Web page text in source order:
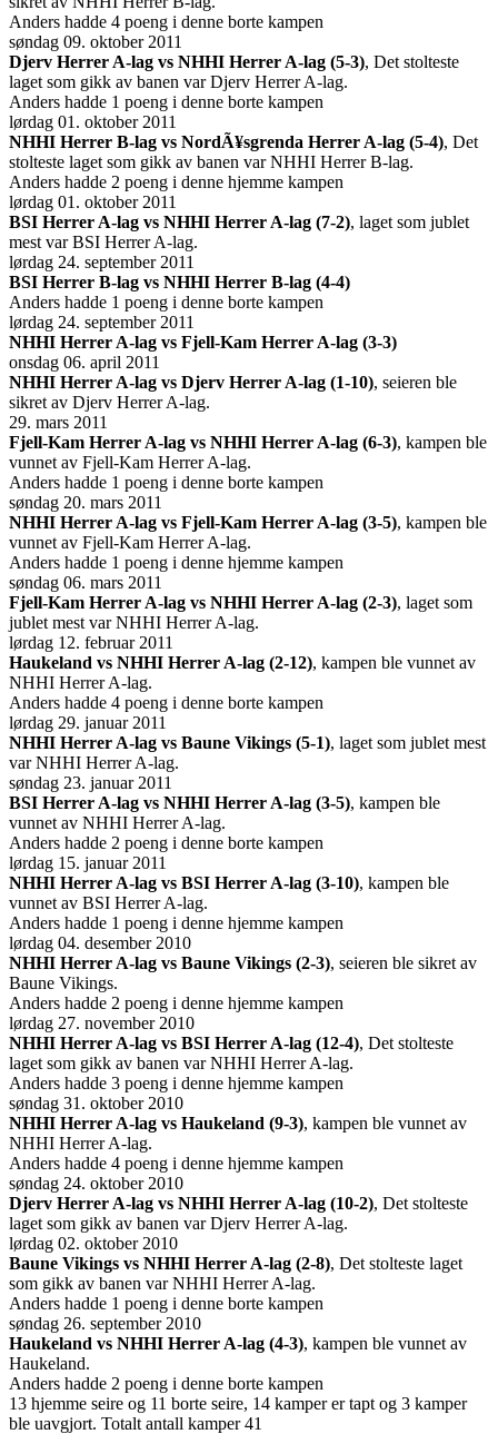
Anders hadde 4 poeng i denne borte kampen
søndag 09. oktober 2011
Djerv Herrer A-lag vs NHHI Herrer A-lag (5-3), Det stolteste
laget som gikk av banen var Djerv Herrer A-lag.
Anders hadde 1 poeng i denne borte kampen
lørdag 01. oktober 2011
NHHI Herrer B-lag vs NordÃ¥sgrenda Herrer A-lag (5-4), Det
stolteste laget som gikk av banen var NHHI Herrer B-lag.
Anders hadde 2 poeng i denne hjemme kampen
lørdag 01. oktober 2011
BSI Herrer A-lag vs NHHI Herrer A-lag (7-2), laget som jublet
mest var BSI Herrer A-lag.
lørdag 24. september 2011
BSI Herrer B-lag vs NHHI Herrer B-lag (4-4)
Anders hadde 1 poeng i denne borte kampen
lørdag 24. september 2011
NHHI Herrer A-lag vs Fjell-Kam Herrer A-lag (3-3)
onsdag 06. april 2011
NHHI Herrer A-lag vs Djerv Herrer A-lag (1-10), seieren ble
sikret av Djerv Herrer A-lag.
29. mars 2011
Fjell-Kam Herrer A-lag vs NHHI Herrer A-lag (6-3), kampen ble
vunnet av Fjell-Kam Herrer A-lag.
Anders hadde 1 poeng i denne borte kampen
søndag 20. mars 2011
NHHI Herrer A-lag vs Fjell-Kam Herrer A-lag (3-5), kampen ble
vunnet av Fjell-Kam Herrer A-lag.
Anders hadde 1 poeng i denne hjemme kampen
søndag 06. mars 2011
Fjell-Kam Herrer A-lag vs NHHI Herrer A-lag (2-3), laget som
jublet mest var NHHI Herrer A-lag.
lørdag 12. februar 2011
Haukeland vs NHHI Herrer A-lag (2-12), kampen ble vunnet av
NHHI Herrer A-lag.
Anders hadde 4 poeng i denne borte kampen
lørdag 29. januar 2011
NHHI Herrer A-lag vs Baune Vikings (5-1), laget som jublet mest
var NHHI Herrer A-lag.
søndag 23. januar 2011
BSI Herrer A-lag vs NHHI Herrer A-lag (3-5), kampen ble
vunnet av NHHI Herrer A-lag.
Anders hadde 2 poeng i denne borte kampen
lørdag 15. januar 2011
NHHI Herrer A-lag vs BSI Herrer A-lag (3-10), kampen ble
vunnet av BSI Herrer A-lag.
Anders hadde 1 poeng i denne hjemme kampen
lørdag 04. desember 2010
NHHI Herrer A-lag vs Baune Vikings (2-3), seieren ble sikret av
Baune Vikings.
Anders hadde 2 poeng i denne hjemme kampen
lørdag 27. november 2010
NHHI Herrer A-lag vs BSI Herrer A-lag (12-4), Det stolteste
laget som gikk av banen var NHHI Herrer A-lag.
Anders hadde 3 poeng i denne hjemme kampen
søndag 31. oktober 2010
NHHI Herrer A-lag vs Haukeland (9-3), kampen ble vunnet av
NHHI Herrer A-lag.
Anders hadde 4 poeng i denne hjemme kampen
søndag 24. oktober 2010
Djerv Herrer A-lag vs NHHI Herrer A-lag (10-2), Det stolteste
laget som gikk av banen var Djerv Herrer A-lag.
lørdag 02. oktober 2010
Baune Vikings vs NHHI Herrer A-lag (2-8), Det stolteste laget
som gikk av banen var NHHI Herrer A-lag.
Anders hadde 1 poeng i denne borte kampen
søndag 26. september 2010
Haukeland vs NHHI Herrer A-lag (4-3), kampen ble vunnet av
Haukeland.
Anders hadde 2 poeng i denne borte kampen
13 hjemme seire og 11 borte seire, 14 kamper er tapt og 3 kamper
ble uavgjort. Totalt antall kamper 41